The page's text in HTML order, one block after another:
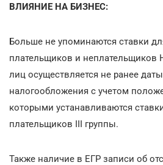
ВЛИЯНИЕ НА БИЗНЕС:
Больше не упоминаются ставки
плательщиков и неплательщиков
лиц осуществляется не ранее
налогообложения с учетом
которыми устанавливаются
плательщиков ІІІ группы.
Также наличие в ЕГР записи об